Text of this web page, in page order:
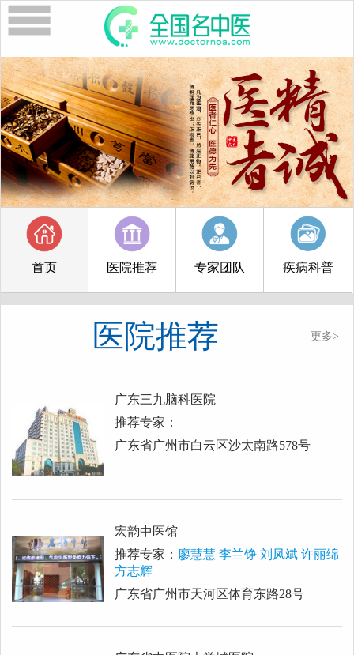
首页 医院推荐 专家团队 疾病科普
医院推荐 更多>
广东三九脑科医院
推荐专家：
广东省广州市白云区沙太南路578号
宏韵中医馆
推荐专家： 廖慧慧 李兰铮 刘凤斌 许丽绵
方志辉
广东省广州市天河区体育东路28号